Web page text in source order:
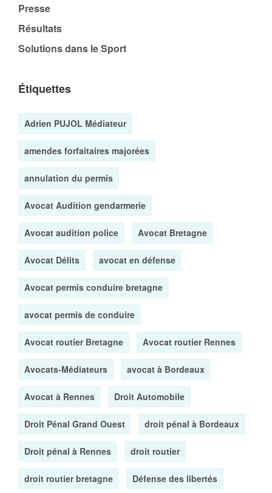
Presse
Résultats
Solutions dans le Sport
Étiquettes
Adrien PUJOL Médiateur
amendes forfaitaires majorées
annulation du permis
Avocat Audition gendarmerie
Avocat audition police Avocat Bretagne
Avocat Délits avocat en défense
Avocat permis conduire bretagne
avocat permis de conduire
Avocat routier Bretagne Avocat routier Rennes
Avocats-Médiateurs avocat à Bordeaux
Avocat à Rennes Droit Automobile
Droit Pénal Grand Ouest droit pénal à Bordeaux
Droit pénal à Rennes droit routier
droit routier bretagne Défense des libertés